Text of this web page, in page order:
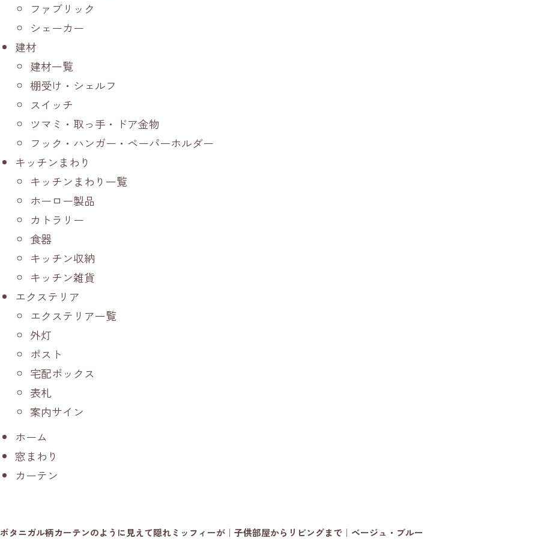
ファブリック
シェーカー
建材
建材一覧
棚受け・シェルフ
スイッチ
ツマミ・取っ手・ドア金物
フック・ハンガー・ペーパーホルダー
キッチンまわり
キッチンまわり一覧
ホーロー製品
カトラリー
食器
キッチン収納
キッチン雑貨
エクステリア
エクステリア一覧
外灯
ポスト
宅配ボックス
表札
案内サイン
ホーム
窓まわり
カーテン
ボタニガル柄カーテンのように見えて隠れミッフィーが｜子供部屋からリビングまで｜ベージュ・ブルー